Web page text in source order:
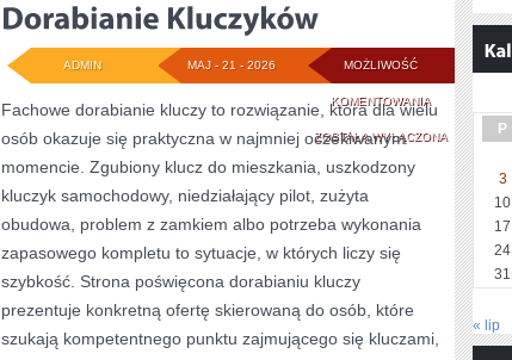
MOŻLIWOŚĆ
KOMENTOWANIADORABIANIE
KLUCZYKÓW
ZOSTAŁA WYŁĄCZONA
MAJ - 21 - 2026
ADMIN
Fachowe dorabianie kluczy to rozwiązanie, która dla wielu
osób okazuje się praktyczna w najmniej oczekiwanym
momencie. Zgubiony klucz do mieszkania, uszkodzony
kluczyk samochodowy, niedziałający pilot, zużyta
obudowa, problem z zamkiem albo potrzeba wykonania
zapasowego kompletu to sytuacje, w których liczy się
szybkość. Strona poświęcona dorabianiu kluczy
prezentuje konkretną ofertę skierowaną do osób, które
szukają kompetentnego punktu zajmującego się kluczami,
P
3
10
17
24
31
« lip